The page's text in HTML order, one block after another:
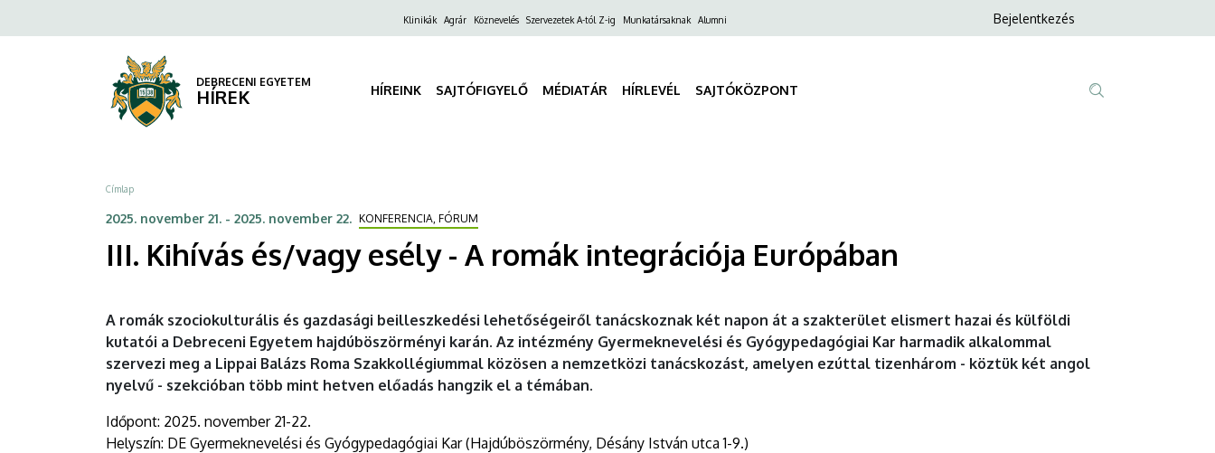
integrációja
Európában
DEBRECENI
EGYETEM
a
FelsőKlinikák Agrár Köznevelés Szervezetek A-tól Z-ig Munkatársaknak Alumni
Anonim
Bejelentkezés
DEBRECENI EGYETEM
HÍREK HÍREINK SAJTÓFIGYELŐ MÉDIATÁR HÍRLEVÉL SAJTÓKÖZPONT
Morzsa
Címlap
2025. november 21. - 2025. november 22. KONFERENCIA, FÓRUM
III. Kihívás és/vagy esély - A romák integrációja Európában
A romák szociokulturális és gazdasági beilleszkedési lehetőségeiről tanácskoznak két napon át a szakterület elismert hazai és külföldi
kutatói a Debreceni Egyetem hajdúböszörményi karán. Az intézmény Gyermeknevelési és Gyógypedagógiai Kar harmadik alkalommal
szervezi meg a Lippai Balázs Roma Szakkollégiummal közösen a nemzetközi tanácskozást, amelyen ezúttal tizenhárom - köztük két angol
nyelvű - szekcióban több mint hetven előadás hangzik el a témában.
Időpont: 2025. november 21-22.
Helyszín: DE Gyermeknevelési és Gyógypedagógiai Kar (Hajdúböszörmény, Désány István utca 1-9.)